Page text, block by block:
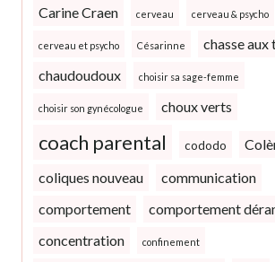
Carine Craen
cerveau cerveau & psycho
cerveau et psycho Césarinne
chasse aux
chaudoudoux
choisir sa sage-femme
choisir son gynécologue choux verts
coach parental cododo
coliques nouveau
communication
comportement
comportement
concentration
confinement